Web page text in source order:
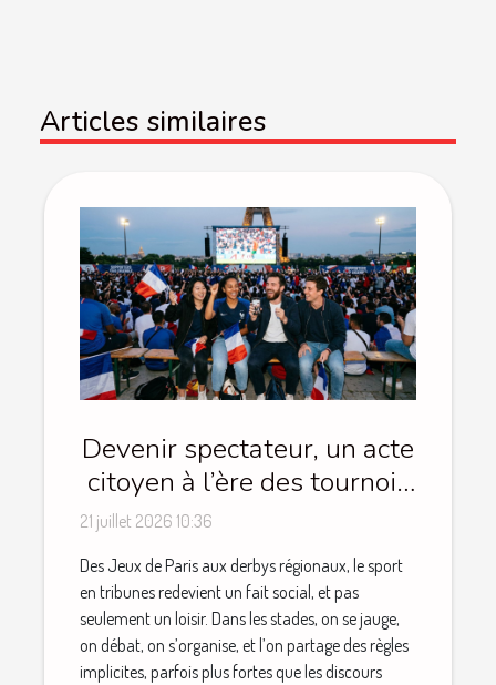
Articles similaires
Devenir spectateur, un acte
citoyen à l’ère des tournois
populaires
21 juillet 2026 10:36
Des Jeux de Paris aux derbys régionaux, le sport
en tribunes redevient un fait social, et pas
seulement un loisir. Dans les stades, on se jauge,
on débat, on s’organise, et l’on partage des règles
implicites, parfois plus fortes que les discours